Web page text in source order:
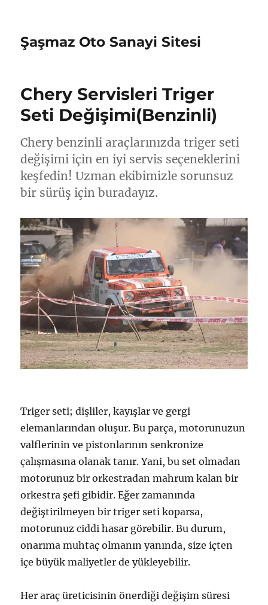
Şaşmaz Oto Sanayi Sitesi
Chery Servisleri Triger
Seti Değişimi(Benzinli)
Chery benzinli araçlarınızda triger seti
değişimi için en iyi servis seçeneklerini
keşfedin! Uzman ekibimizle sorunsuz
bir sürüş için buradayız.
Triger seti; dişliler, kayışlar ve gergi
elemanlarından oluşur. Bu parça, motorunuzun
valflerinin ve pistonlarının senkronize
çalışmasına olanak tanır. Yani, bu set olmadan
motorunuz bir orkestradan mahrum kalan bir
orkestra şefi gibidir. Eğer zamanında
değiştirilmeyen bir triger seti koparsa,
motorunuz ciddi hasar görebilir. Bu durum,
onarıma muhtaç olmanın yanında, size içten
içe büyük maliyetler de yükleyebilir.
Her araç üreticisinin önerdiği değişim süresi